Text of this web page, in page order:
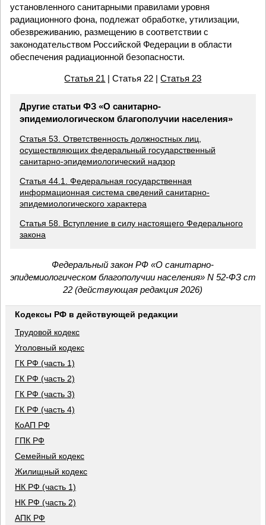
установленного санитарными правилами уровня
радиационного фона, подлежат обработке, утилизации,
обезвреживанию, размещению в соответствии с
законодательством Российской Федерации в области
обеспечения радиационной безопасности.
Статья 21 | Статья 22 |Статья 23
Другие статьи ФЗ «О санитарно-
эпидемиологическом благополучии населения»
Статья 53. Ответственность должностных лиц,
осуществляющих федеральный государственный
санитарно-эпидемиологический надзор
Статья 44.1. Федеральная государственная
информационная система сведений санитарно-
эпидемиологического характера
Статья 58. Вступление в силу настоящего Федерального
закона
Федеральный закон РФ «О санитарно-
эпидемиологическом благополучии населения» N 52-ФЗ ст
22 (действующая редакция 2026)
Кодексы РФ в действующей редакции
Трудовой кодекс
Уголовный кодекс
ГК РФ (часть 1)
ГК РФ (часть 2)
ГК РФ (часть 3)
ГК РФ (часть 4)
КоАП РФ
ГПК РФ
Семейный кодекс
Жилищный кодекс
НК РФ (часть 1)
НК РФ (часть 2)
АПК РФ